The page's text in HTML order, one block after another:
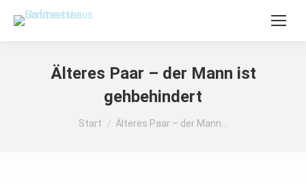
Älteres Paar – der Mann ist
gehbehindert
Sie befinden sich hier:
Start Älteres Paar – der Mann…